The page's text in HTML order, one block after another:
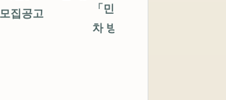
집공고
「민관협력 오픈이노베이
차 방산 스타트업 챌린지(